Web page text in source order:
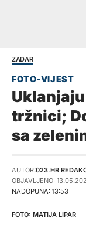
ZADAR
tržnici;
sa
NADOPUNA: 13:53
AUTOR:023.HR
OBJAVLJENO:
MATIJA LIPAR